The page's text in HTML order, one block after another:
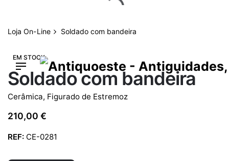
content
Loja On-Line Soldado com bandeira
EM STOCK
Soldado com bandeira
Cerâmica, Figurado de Estremoz
210,00 €
REF: CE-0281